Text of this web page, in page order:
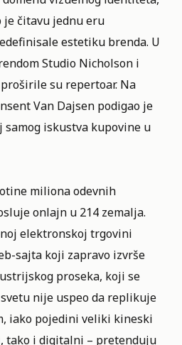
je čitavu jednu eru
estetiku brenda. U
Studio Nicholson i
su repertoar. Na
Van Dajsen podigao je
iskustva kupovine u
miliona odevnih
onlajn u 214 zemalja.
elektronskoj trgovini
sajta koji zapravo izvrše
proseka, koji se
nije uspeo da replikuje
iako pojedini veliki kineski
tako i digitalni – pretenduju